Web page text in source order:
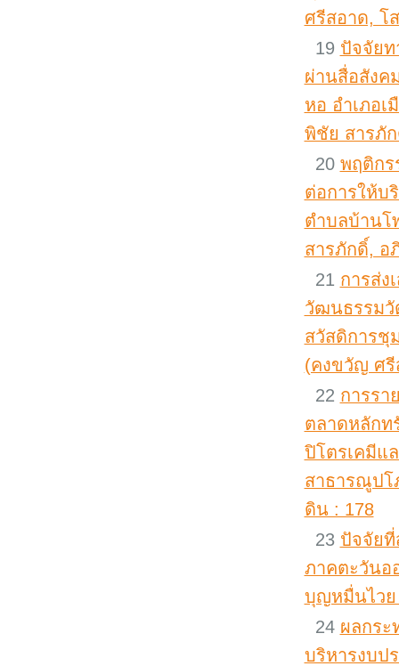
ศรีสอาด, โ
19 ปัจจัยท
ผ่านสื่อสังค
หอ อำเภอ
พิชัย สารภั
20 พฤติกร
ต่อการให้บ
ตำบลบ้านโ
สารภักดิ์, อ
21 การส่ง
วัฒนธรรมวั
สวัสดิการชุ
(คงขวัญ ศรี
22 การรา
ตลาดหลักท
ปิโตรเคมีแ
สาธารณูปโ
ดิน : 178
23 ปัจจัย
ภาคตะวันอ
บุญหมื่นไวย
24 ผลกระ
บริหารงบป